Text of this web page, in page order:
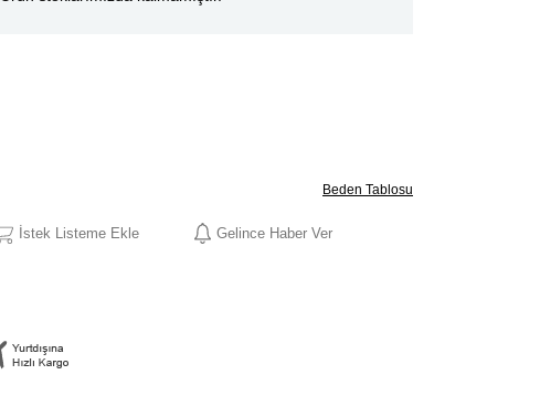
Beden Tablosu
İstek Listeme Ekle Gelince Haber Ver